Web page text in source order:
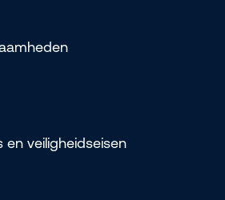
en veiligheidseisen